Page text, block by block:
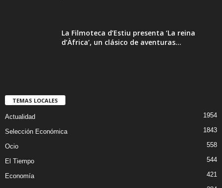
La Filmoteca d’Estiu presenta ‘La reina
d’Àfrica’, un clásico de aventuras...
TEMAS LOCALES
Actualidad 1954
Selección Económica 1843
Ocio 558
El Tiempo 544
Economía 421